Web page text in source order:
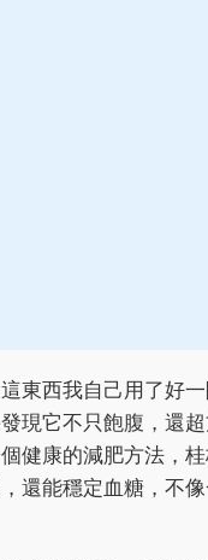
東西我自己用了好一
現它不只飽腹，還
健康的減肥方法，
還能穩定血糖，不